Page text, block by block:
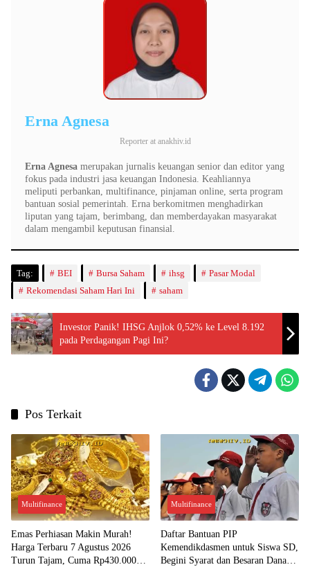
Erna Agnesa
Reporter at anakhiv.id
Erna Agnesa merupakan jurnalis keuangan senior dan editor yang
fokus pada industri jasa keuangan Indonesia. Keahliannya
meliputi perbankan, multifinance, pinjaman online, serta program
bantuan sosial pemerintah. Erna berkomitmen menghadirkan
liputan yang tajam, berimbang, dan memberdayakan masyarakat
dalam mengambil keputusan finansial.
Tag: BEI Bursa Saham ihsg
Pasar Modal
Rekomendasi Saham Hari Ini
saham
Investor Panik! IHSG Anjlok 0,52% ke Level 8.192
pada Perdagangan Pagi Ini?
Pos Terkait
Multifinance
Emas Perhiasan Makin Murah!
Harga Terbaru 7 Agustus 2026
Turun Tajam, Cuma Rp430.000
Multifinance
Daftar Bantuan PIP
Kemendikdasmen untuk Siswa SD,
Begini Syarat dan Besaran Dana